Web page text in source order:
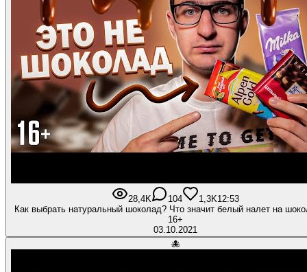
28,4K 104 1,3K12:53
Как выбрать натуральный шоколад? Что значит белый налет на
16+
03.10.2021
🐙